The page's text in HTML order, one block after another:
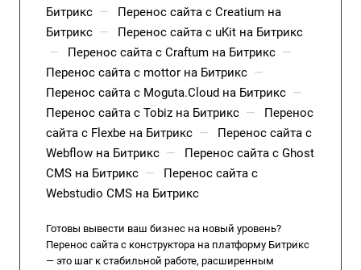
Битрикс —
Перенос сайта с Creatium на
Битрикс —
Перенос сайта с uKit на Битрикс
—
Перенос сайта с Craftum на Битрикс —
Перенос сайта с mottor на Битрикс —
Перенос сайта с Moguta.Cloud на Битрикс —
Перенос сайта с Tobiz на Битрикс —
Перенос
сайта с Flexbe на Битрикс —
Перенос сайта с
Webflow на Битрикс —
Перенос сайта с Ghost
CMS на Битрикс —
Перенос сайта с
Webstudio CMS на Битрикс
Готовы вывести ваш бизнес на новый уровень?
Перенос сайта с конструктора на платформу Битрикс
— это шаг к стабильной работе, расширенным